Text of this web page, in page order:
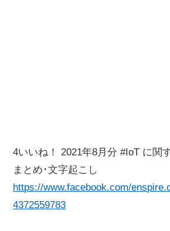
4いいね！ 2021年8月分 #IoT に関
まとめ･文字起こし
https://www.facebook.com/
4372559783